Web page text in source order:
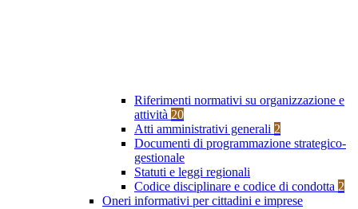
Riferimenti normativi su organizzazione e
attività 20
Atti amministrativi generali 2
Documenti di programmazione strategico-
gestionale
Statuti e leggi regionali
Codice disciplinare e codice di condotta 2
Oneri informativi per cittadini e imprese